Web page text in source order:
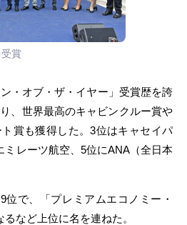
賞
・オブ・ザ・イヤー」受賞歴を誇
、世界最高のキャビンクルー賞や
賞も獲得した。3位はキャセイパ
ミレーツ航空、5位にANA（全日本
で、「プレミアムエコノミー・
など上位に名を連ねた。